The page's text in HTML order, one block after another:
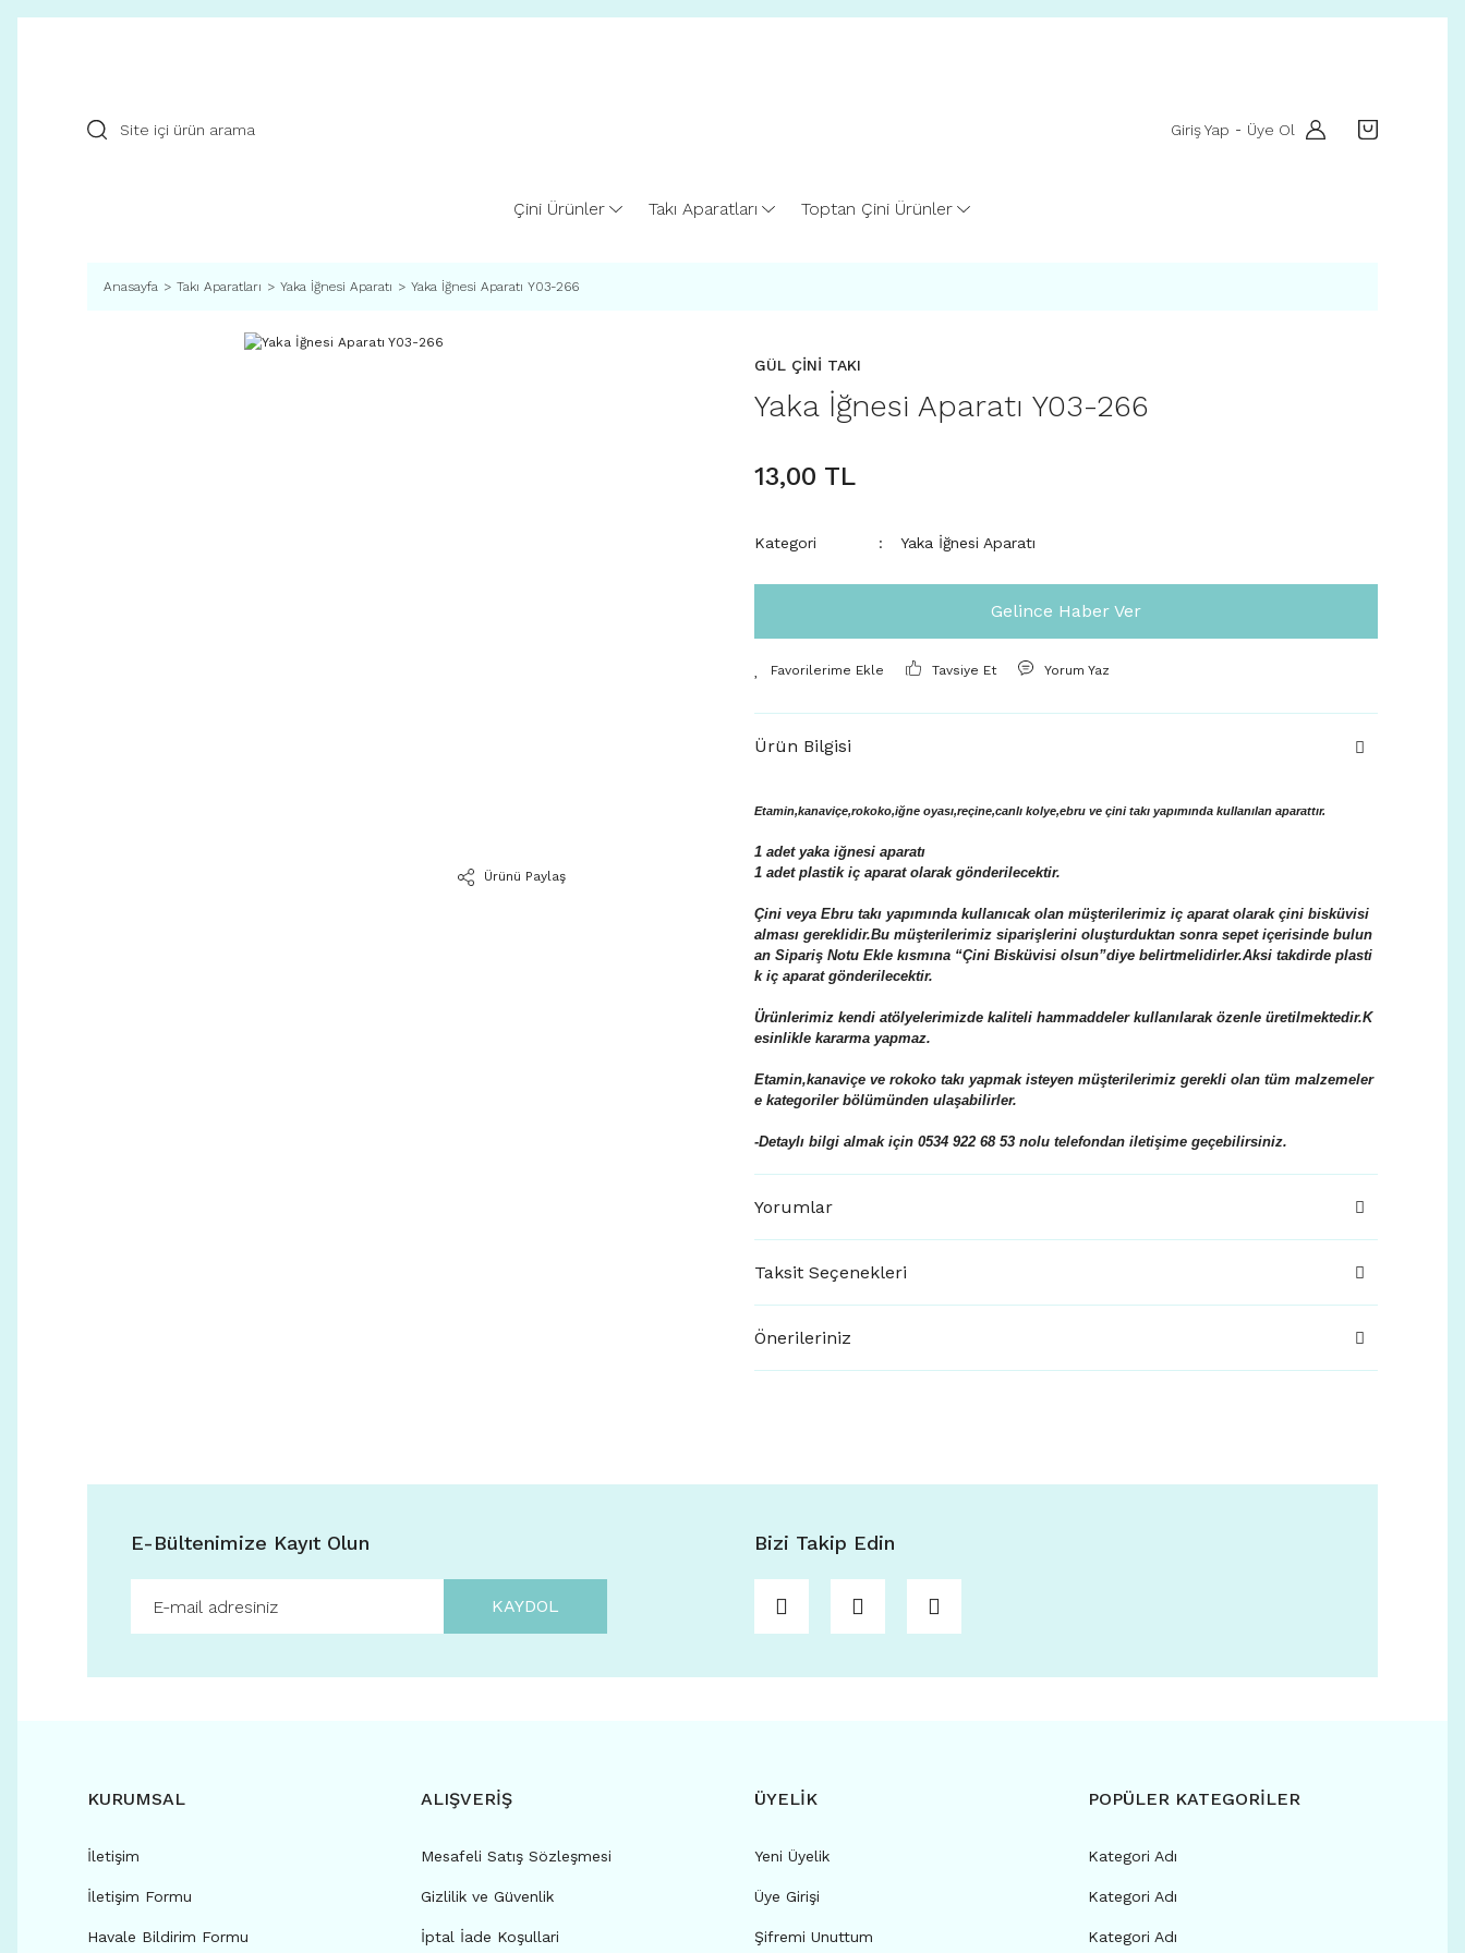
Giriş Yap - Üye Ol
Çini Ürünler Takı Aparatları Toptan Çini Ürünler
Anasayfa Takı Aparatları Yaka İğnesi Aparatı Yaka İğnesi Aparatı Y03-266
Ürünü Paylaş
GÜL ÇİNİ TAKI
Yaka İğnesi Aparatı Y03-266
13,00 TL
Kategori Yaka İğnesi Aparatı
Gelince Haber Ver
Tavsiye Et Yorum Yaz
Ürün Bilgisi
Etamin,kanaviçe,rokoko,iğne oyası,reçine,canlı kolye,ebru ve çini takı yapımında kullanılan aparattır.
1 adet yaka iğnesi aparatı
1 adet plastik iç aparat olarak gönderilecektir.
Çini veya Ebru takı yapımında kullanıcak olan müşterilerimiz iç aparat olarak çini bisküvisi
alması gereklidir.Bu müşterilerimiz siparişlerini oluşturduktan sonra sepet içerisinde bulun
an Sipariş Notu Ekle kısmına “Çini Bisküvisi olsun”diye belirtmelidirler.Aksi takdirde plasti
k iç aparat gönderilecektir.
Ürünlerimiz kendi atölyelerimizde kaliteli hammaddeler kullanılarak özenle üretilmektedir.K
esinlikle kararma yapmaz.
Etamin,kanaviçe ve rokoko takı yapmak isteyen müşterilerimiz gerekli olan tüm malzemeler
e kategoriler bölümünden ulaşabilirler.
-Detaylı bilgi almak için 0534 922 68 53 nolu telefondan iletişime geçebilirsiniz.
Yorumlar
Taksit Seçenekleri
Önerileriniz
E-Bültenimize Kayıt Olun
KAYDOL
Bizi Takip Edin
KURUMSAL
İletişim
İletişim Formu
Havale Bildirim Formu
ALIŞVERİŞ
Mesafeli Satış Sözleşmesi
Gizlilik ve Güvenlik
İptal İade Koşullari
ÜYELİK
Yeni Üyelik
Üye Girişi
Şifremi Unuttum
POPÜLER KATEGORİLER
Kategori Adı
Kategori Adı
Kategori Adı